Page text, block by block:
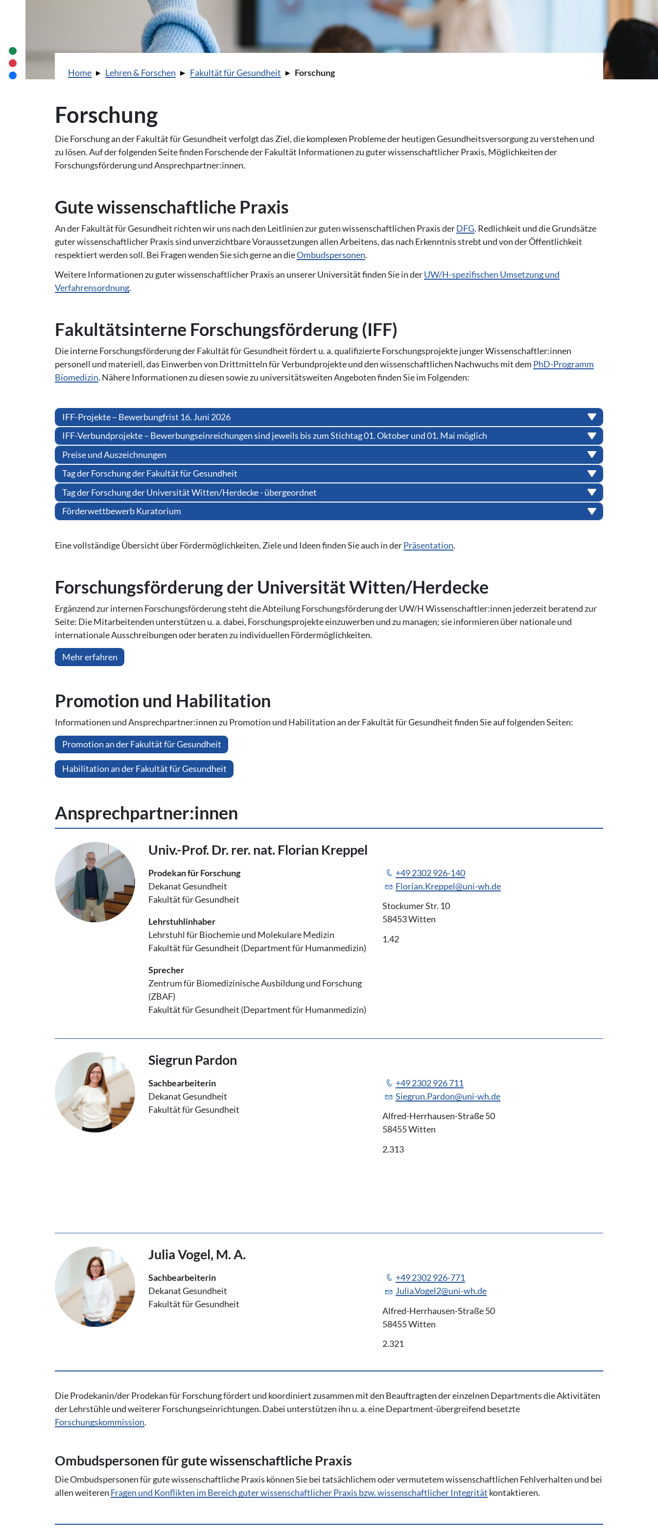
Sie sind hier:
Home Lehren & Forschen Fakultät für Gesundheit Forschung
Forschung
Die Forschung an der Fakultät für Gesundheit verfolgt das Ziel, die komplexen Probleme der heutigen Gesundheitsversorgung zu verstehen und
zu lösen. Auf der folgenden Seite finden Forschende der Fakultät Informationen zu guter wissenschaftlicher Praxis, Möglichkeiten der
Forschungsförderung und Ansprechpartner:innen.
Gute wis­sen­schaft­li­che Praxis
An der Fakultät für Gesundheit richten wir uns nach den Leitlinien zur guten wissenschaftlichen Praxis derDFG. Redlichkeit und die Grundsätze
guter wissenschaftlicher Praxis sind unverzichtbare Voraussetzungen allen Arbeitens, das nach Erkenntnis strebt und von der Öffentlichkeit
respektiert werden soll. Bei Fragen wenden Sie sich gerne an dieOmbudspersonen.
Weitere Informationen zu guter wissenschaftlicher Praxis an unserer Universität finden Sie in derUW/H-spezifischen Umsetzung und
Verfahrensordnung.
Fa­kul­täts­in­ter­ne For­schungs­för­de­rung (IFF)
Die interne Forschungsförderung der Fakultät für Gesundheit fördert u. a. qualifizierte Forschungsprojekte junger Wissenschaftler:innen
personell und materiell, das Einwerben von Drittmitteln für Verbundprojekte und den wissenschaftlichen Nachwuchs mit dem PhD-Programm
Biomedizin. Nähere Informationen zu diesen sowie zu universitätsweiten Angeboten finden Sie im Folgenden:
IFF-Projekte – Bewerbungfrist 16. Juni 2026
IFF-Verbundprojekte – Bewerbungseinreichungen sind jeweils bis zum Stichtag 01. Oktober und 01. Mai möglich
Preise und Auszeichnungen
Tag der Forschung der Fakultät für Gesundheit
Tag der Forschung der Universität Witten/Herdecke - übergeordnet
Förderwettbewerb Kuratorium
Eine vollständige Übersicht über Fördermöglichkeiten, Ziele und Ideen finden Sie auch in derPräsentation.
For­schungs­för­de­rung der Universität Witten/Herdecke
Ergänzend zur internen Forschungsförderung steht die Abteilung Forschungsförderung der UW/H Wissenschaftler:innen jederzeit beratend zur
Seite: Die Mitarbeitenden unterstützen u. a. dabei, Forschungsprojekte einzuwerben und zu managen; sie informieren über nationale und
internationale Ausschreibungen oder beraten zu individuellen Fördermöglichkeiten.
Mehr erfahren
Promotion und Ha­bi­li­ta­ti­on
Informationen und Ansprechpartner:innen zu Promotion und Habilitation an der Fakultät für Gesundheit finden Sie auf folgenden Seiten:
Promotion an der Fakultät für Gesundheit
Habilitation an der Fakultät für Gesundheit
An­sprech­part­ner:innen
Univ.-Prof. Dr. rer. nat. Florian Kreppel
Prodekan für Forschung
Dekanat Gesundheit
Fakultät für Gesundheit
Lehrstuhlinhaber
Lehrstuhl für Biochemie und Molekulare Medizin
Fakultät für Gesundheit (Department für Humanmedizin)
Sprecher
Zentrum für Biomedizinische Ausbildung und Forschung
(ZBAF)
Fakultät für Gesundheit (Department für Humanmedizin)
+49 2302 926-140
Florian.Kreppel@uni-wh.de
Stockumer Str. 10
58453 Witten
1.42
Siegrun Pardon
Sachbearbeiterin
Dekanat Gesundheit
Fakultät für Gesundheit
+49 2302 926 711
Siegrun.Pardon@uni-wh.de
Alfred-Herrhausen-Straße 50
58455 Witten
2.313
Julia Vogel, M. A.
Sachbearbeiterin
Dekanat Gesundheit
Fakultät für Gesundheit
+49 2302 926-771
Julia.Vogel2@uni-wh.de
Alfred-Herrhausen-Straße 50
58455 Witten
2.321
Die Prodekanin/der Prodekan für Forschung fördert und koordiniert zusammen mit den Beauftragten der einzelnen Departments die Aktivitäten
der Lehrstühle und weiterer Forschungseinrichtungen. Dabei unterstützen ihn u. a. eine Department-übergreifend besetzte
Forschungskommission.
Om­buds­per­so­nen für gute wis­sen­schaft­li­che Praxis
Die Ombudspersonen für gute wissenschaftliche Praxis können Sie bei tatsächlichem oder vermutetem wissenschaftlichen Fehlverhalten und bei
allen weiteren Fragen und Konflikten im Bereich guter wissenschaftlicher Praxis bzw. wissenschaftlicher Integrität kontaktieren.